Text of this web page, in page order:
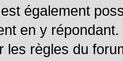
également
en y
les règles du